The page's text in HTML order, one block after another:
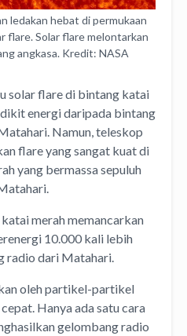
ledakan hebat di permukaan
flare. Solar flare melontarkan
angkasa. Kredit: NASA
solar flare di bintang katai
energi daripada bintang
Namun, teleskop
flare yang sangat kuat di
yang bermassa sepuluh
merah memancarkan
10.000 kali lebih
radio dari Matahari.
oleh partikel-partikel
Hanya ada satu cara
gelombang radio